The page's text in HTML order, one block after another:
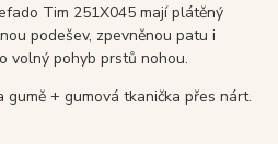
Tim 251X045 mají plátěný
podešev, zpevněnou patu i
volný pohyb prstů nohou.
+ gumová tkanička přes nárt.